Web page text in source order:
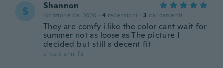
S Shannon
Iscrizione dal 2020 · 4 recensioni · 3 caricamenti
They are comfy i like the color cant wait for
summer not as loose as The picture I
decided but still a decent fit
circa 5 anni fa